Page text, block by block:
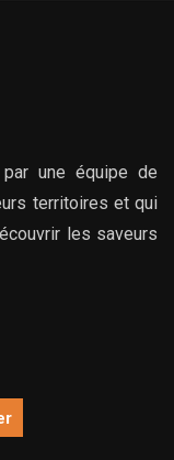
une équipe de
territoires et qui
les saveurs